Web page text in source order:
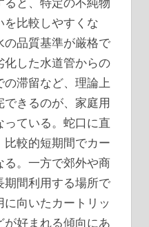
比較しやすくな
の品質基準が厳格で
化した水道管からの
滞留など、理論上
できるのが、家庭用
ている。蛇口に直
較的短期間でカー
る。一方で郊外や商
間利用する場所で
向いたカートリッ
が好まれる傾向にあ